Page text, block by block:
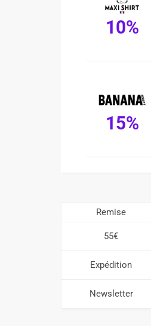
10%
15%
Remise
55€
Expédition
Newsletter